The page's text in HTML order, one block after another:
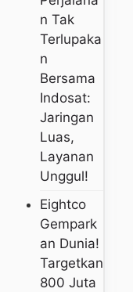
N Tak
Terlupaka
N
Bersama
Indosat:
Jaringan
Luas,
Layanan
Unggul!
Eightco
Gempark
An Dunia!
Targetkan
800 Juta